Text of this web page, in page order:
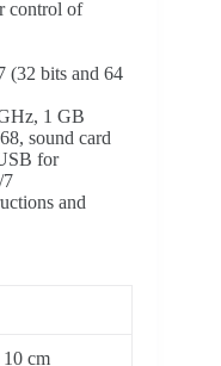
control of
(32 bits and 64
1 GB
sound card
for
and
cm